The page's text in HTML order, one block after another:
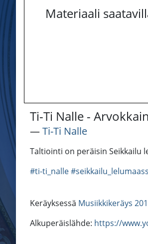
Materiaali
Ti-Ti Nalle -
―Ti-Ti Nalle
Taltiointi on peräisin Seikkailu
#ti-ti_nalle
Keräyksessä Musiikkikeräys
Alkuperäislähde: https://